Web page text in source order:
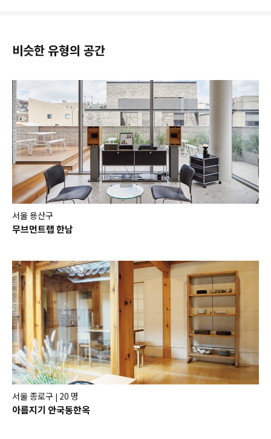
비슷한 유형의 공간
서울 용산구
무브먼트랩 한남
서울 종로구 | 20 명
아름지기 안국동한옥